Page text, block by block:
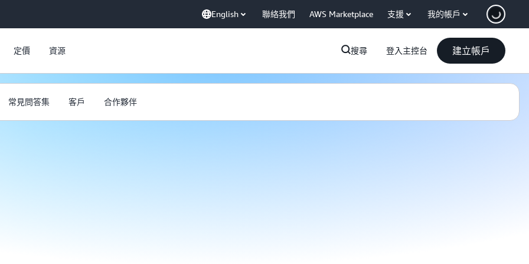
English 聯絡我們 AWS Marketplace 支援 我的帳戶
定價 資源 搜尋 登入主控台 建立帳戶
常見問答集 客戶 合作夥伴